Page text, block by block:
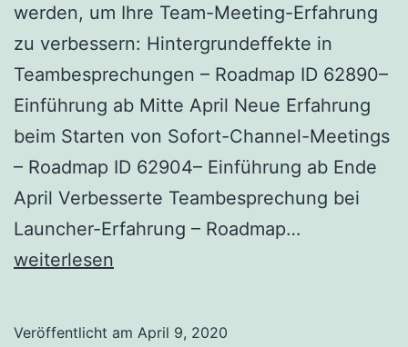
werden, um Ihre Team-Meeting-Erfahrung
zu verbessern: Hintergrundeffekte in
Teambesprechungen – Roadmap ID 62890–
Einführung ab Mitte April Neue Erfahrung
beim Starten von Sofort-Channel-Meetings
– Roadmap ID 62904– Einführung ab Ende
April Verbesserte Teambesprechung bei
Launcher-Erfahrung – Roadmap…
weiterlesen
Veröffentlicht am April 9, 2020